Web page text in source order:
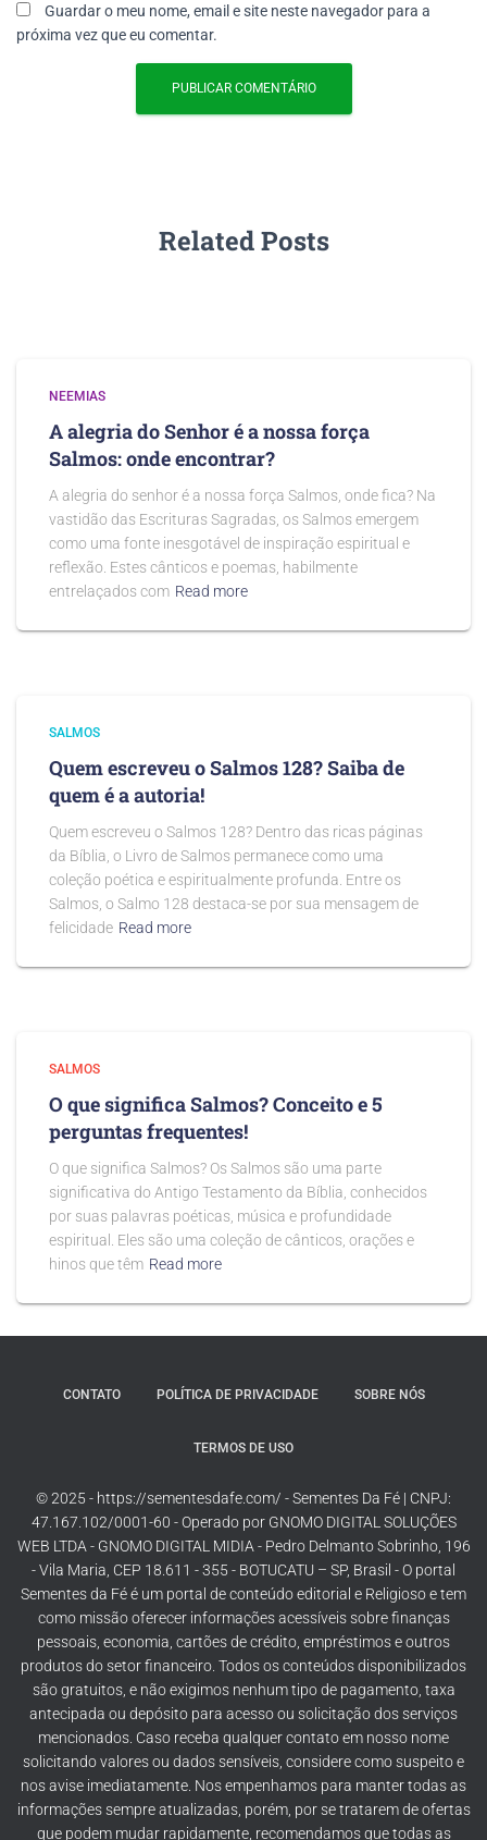
Guardar o meu nome, email e site neste navegador para a
próxima vez que eu comentar.
Related Posts
NEEMIAS
A alegria do Senhor é a nossa força
Salmos: onde encontrar?
A alegria do senhor é a nossa força Salmos, onde fica? Na
vastidão das Escrituras Sagradas, os Salmos emergem
como uma fonte inesgotável de inspiração espiritual e
reflexão. Estes cânticos e poemas, habilmente
entrelaçados com Read more
SALMOS
Quem escreveu o Salmos 128? Saiba de
quem é a autoria!
Quem escreveu o Salmos 128? Dentro das ricas páginas
da Bíblia, o Livro de Salmos permanece como uma
coleção poética e espiritualmente profunda. Entre os
Salmos, o Salmo 128 destaca-se por sua mensagem de
felicidade Read more
SALMOS
O que significa Salmos? Conceito e 5
perguntas frequentes!
O que significa Salmos? Os Salmos são uma parte
significativa do Antigo Testamento da Bíblia, conhecidos
por suas palavras poéticas, música e profundidade
espiritual. Eles são uma coleção de cânticos, orações e
hinos que têm Read more
CONTATO POLÍTICA DE PRIVACIDADE SOBRE NÓS
TERMOS DE USO
© 2025 - https://sementesdafe.com/ - Sementes Da Fé | CNPJ:
47.167.102/0001-60 - Operado por GNOMO DIGITAL SOLUÇÕES
WEB LTDA - GNOMO DIGITAL MIDIA - Pedro Delmanto Sobrinho, 196
- Vila Maria, CEP 18.611 - 355 - BOTUCATU – SP, Brasil - O portal
Sementes da Fé é um portal de conteúdo editorial e Religioso e tem
como missão oferecer informações acessíveis sobre finanças
pessoais, economia, cartões de crédito, empréstimos e outros
produtos do setor financeiro. Todos os conteúdos disponibilizados
são gratuitos, e não exigimos nenhum tipo de pagamento, taxa
antecipada ou depósito para acesso ou solicitação dos serviços
mencionados. Caso receba qualquer contato em nosso nome
solicitando valores ou dados sensíveis, considere como suspeito e
nos avise imediatamente. Nos empenhamos para manter todas as
informações sempre atualizadas, porém, por se tratarem de ofertas
que podem mudar rapidamente, recomendamos que todas as